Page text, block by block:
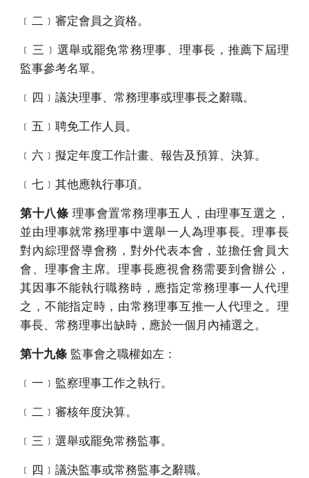
﹝二﹞審定會員之資格。
﹝三﹞選舉或罷免常務理事、理事長，推薦下屆理
監事參考名單。
﹝四﹞議決理事、常務理事或理事長之辭職。
﹝五﹞聘免工作人員。
﹝六﹞擬定年度工作計畫、報告及預算、決算。
﹝七﹞其他應執行事項。
第十八條 理事會置常務理事五人，由理事互選之，
並由理事就常務理事中選舉一人為理事長。理事長
對內綜理督導會務，對外代表本會，並擔任會員大
會、理事會主席。理事長應視會務需要到會辦公，
其因事不能執行職務時，應指定常務理事一人代理
之，不能指定時，由常務理事互推一人代理之。理
事長、常務理事出缺時，應於一個月內補選之。
第十九條 監事會之職權如左：
﹝一﹞監察理事工作之執行。
﹝二﹞審核年度決算。
﹝三﹞選舉或罷免常務監事。
﹝四﹞議決監事或常務監事之辭職。